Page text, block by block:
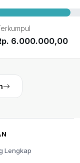
6.000.000,00
Lengkap